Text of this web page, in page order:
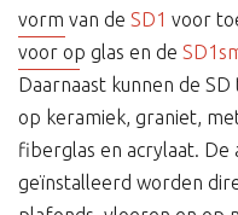
vorm van de SD1 voor
voor op glas en de
Daarnaast kunnen de
op keramiek, graniet,
fiberglas en acrylaat. De
geïnstalleerd worden